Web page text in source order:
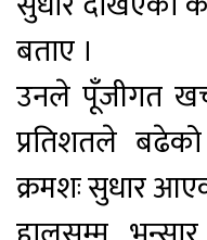
बताए ।
उनले पूँजीगत
प्रतिशतले
क्रमशः सुधार